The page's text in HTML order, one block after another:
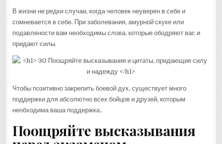
В жизни не редки случаи, когда человек неуверен в себе и
сомневается в себе. При заболевания, амурной скуке или
подавлености вам необходимы слова, которые ободряют вас и
придают силы.
Чтобы позитивно закрепить боевой дух, существует много
поддержки для абсолютно всех бойцов и друзей, которым
необходима ваша поддержка..
Поощряйте высказывания